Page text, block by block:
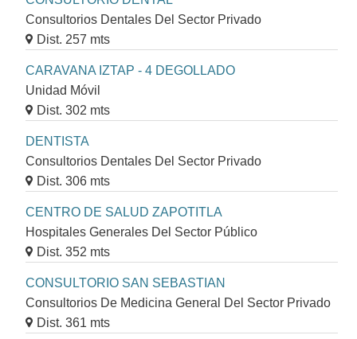
Consultorios Dentales Del Sector Privado
Dist. 257 mts
CARAVANA IZTAP - 4 DEGOLLADO
Unidad Móvil
Dist. 302 mts
DENTISTA
Consultorios Dentales Del Sector Privado
Dist. 306 mts
CENTRO DE SALUD ZAPOTITLA
Hospitales Generales Del Sector Público
Dist. 352 mts
CONSULTORIO SAN SEBASTIAN
Consultorios De Medicina General Del Sector Privado
Dist. 361 mts